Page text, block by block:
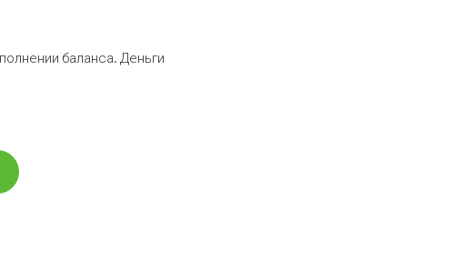
баланса. Деньги